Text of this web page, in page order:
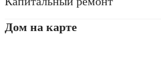
трубы водоснабжения
трубы отопление
канализация
Дом на карте